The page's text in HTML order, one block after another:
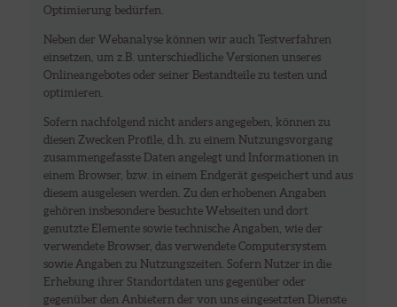
Optimierung bedürfen.
Neben der Webanalyse können wir auch Testverfahren
einsetzen, um z.B. unterschiedliche Versionen unseres
Onlineangebotes oder seiner Bestandteile zu testen und
optimieren.
Sofern nachfolgend nicht anders angegeben, können zu
diesen Zwecken Profile, d.h. zu einem Nutzungsvorgang
zusammengefasste Daten angelegt und Informationen in
einem Browser, bzw. in einem Endgerät gespeichert und aus
diesem ausgelesen werden. Zu den erhobenen Angaben
gehören insbesondere besuchte Webseiten und dort
genutzte Elemente sowie technische Angaben, wie der
verwendete Browser, das verwendete Computersystem
sowie Angaben zu Nutzungszeiten. Sofern Nutzer in die
Erhebung ihrer Standortdaten uns gegenüber oder
gegenüber den Anbietern der von uns eingesetzten Dienste